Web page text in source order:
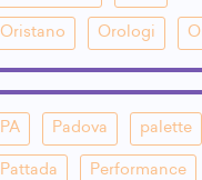
Oristano Orologi
PA Padova palette
Pattada Performance